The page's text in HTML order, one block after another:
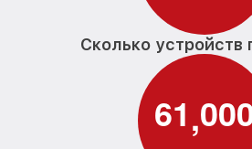
Сколько устройств
61,00